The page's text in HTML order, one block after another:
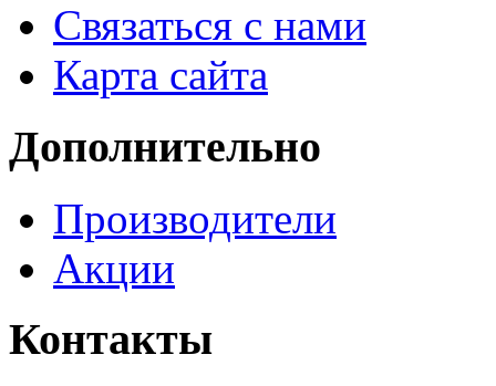
Связаться с нами
Карта сайта
Дополнительно
Производители
Акции
Контакты